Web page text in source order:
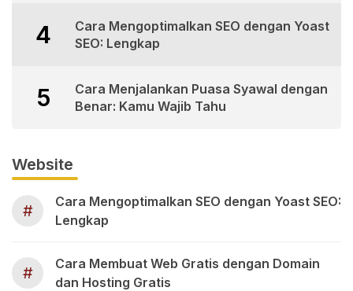
4
Cara Mengoptimalkan SEO dengan Yoast
SEO: Lengkap
5
Cara Menjalankan Puasa Syawal dengan
Benar: Kamu Wajib Tahu
Website
#
Cara Mengoptimalkan SEO dengan Yoast SEO:
Lengkap
#
Cara Membuat Web Gratis dengan Domain
dan Hosting Gratis